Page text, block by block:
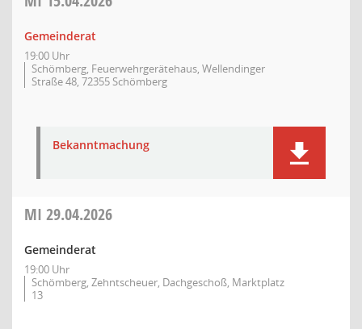
Gemeinderat
19:00 Uhr
Schömberg, Feuerwehrgerätehaus, Wellendinger
Straße 48, 72355 Schömberg
Bekanntmachung
MI 29.04.2026
Gemeinderat
19:00 Uhr
Schömberg, Zehntscheuer, Dachgeschoß, Marktplatz
13